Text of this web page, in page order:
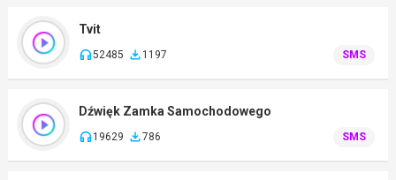
Tvit
52485 1197 SMS
Dźwięk Zamka Samochodowego
19629 786 SMS